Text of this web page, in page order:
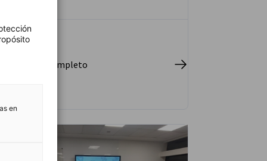
el artículo completo
en